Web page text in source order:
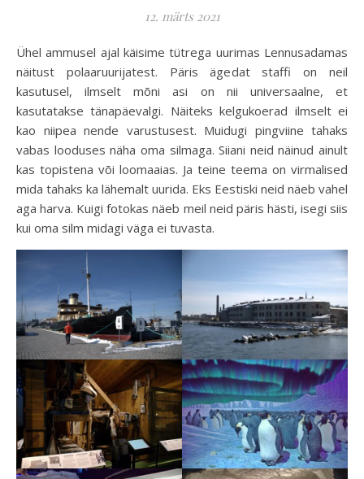
12. märts 2021
Ühel ammusel ajal käisime tütrega uurimas Lennusadamas
näitust polaaruurijatest. Päris ägedat staffi on neil
kasutusel, ilmselt mõni asi on nii universaalne, et
kasutatakse tänapäevalgi. Näiteks kelgukoerad ilmselt ei
kao niipea nende varustusest. Muidugi pingviine tahaks
vabas looduses näha oma silmaga. Siiani neid näinud ainult
kas topistena või loomaaias. Ja teine teema on virmalised
mida tahaks ka lähemalt uurida. Eks Eestiski neid näeb vahel
aga harva. Kuigi fotokas näeb meil neid päris hästi, isegi siis
kui oma silm midagi väga ei tuvasta.